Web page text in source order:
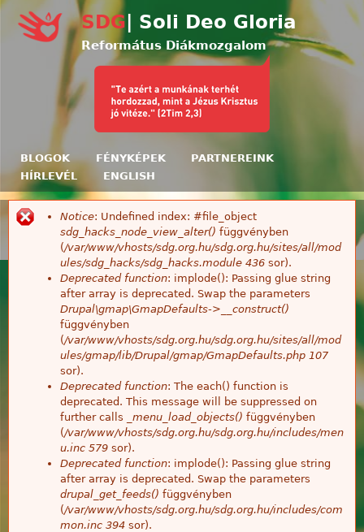
Ugrás a tartalomra
SDG | Soli Deo Gloria
Református Diákmozgalom
BLOGOK FÉNYKÉPEK
PARTNEREINK
HÍRLEVÉL
ENGLISH
Hibaüzenet
Notice: Undefined index: #file_object
sdg_hacks_node_view_alter() függvényben
(/var/www/vhosts/sdg.org.hu/sdg.org.hu/sites/all/mod
ules/sdg_hacks/sdg_hacks.module 436 sor).
Deprecated function: implode(): Passing glue string
after array is deprecated. Swap the parameters
Drupal\gmap\GmapDefaults->__construct()
függvényben
(/var/www/vhosts/sdg.org.hu/sdg.org.hu/sites/all/mod
ules/gmap/lib/Drupal/gmap/GmapDefaults.php 107
sor).
Deprecated function: The each() function is
deprecated. This message will be suppressed on
further calls
_menu_load_objects() függvényben
(/var/www/vhosts/sdg.org.hu/sdg.org.hu/includes/men
u.inc 579 sor).
Deprecated function: implode(): Passing glue string
after array is deprecated. Swap the parameters
drupal_get_feeds() függvényben
(/var/www/vhosts/sdg.org.hu/sdg.org.hu/includes/com
mon.inc 394 sor).